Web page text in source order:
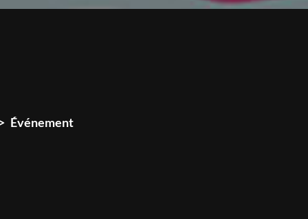
Événement